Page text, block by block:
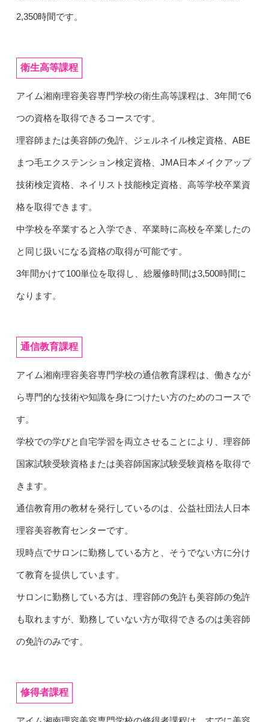
2,350時間です。
衛生高等課程
アイム湘南理容美容専門学校の衛生高等課程は、3年間で6
つの資格を取得できるコースです。
理容師または美容師の免許、ジェルネイル検定資格、ABE
まつ毛エクステンション検定資格、JMA日本メイクアップ
技術検定資格、ネイリスト技能検定資格、高等学校卒業資
格を取得できます。
中学校を卒業すると入学でき、卒業時に高校を卒業したの
と同じ扱いになる資格の取得が可能です。
3年間かけて100単位を取得し、総履修時間は3,500時間に
なります。
通信教育課程
アイム湘南理容美容専門学校の通信教育課程は、働きなが
ら専門的な技術や知識を身につけたい方のためのコースで
す。
学校での学びと自宅学習を両立させることにより、理容師
国家試験受験資格または美容師国家試験受験資格を取得で
きます。
通信教育用の教材を発行しているのは、公益社団法人日本
理容美容教育センターです。
現時点でサロンに勤務している方と、そうでない方に分け
て教育を提供しています。
サロンに勤務している方は、理容師の免許も美容師の免許
も取れますが、勤務していない方が取得できるのは美容師
の免許のみです。
修得者課程